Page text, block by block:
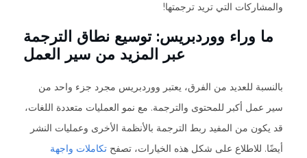
والمشاركات التي تريد ترجمتها!
ما وراء ووردبريس: توسيع نطاق الترجمة
عبر المزيد من سير العمل
بالنسبة للعديد من الفرق، يعتبر ووردبريس مجرد جزء واحد من
سير عمل أكبر للمحتوى والترجمة. مع نمو العمليات متعددة اللغات،
قد يكون من المفيد ربط الترجمة بالأنظمة الأخرى وعمليات النشر
أيضًا. للاطلاع على شكل هذه الخيارات، تصفح تكاملات واجهة